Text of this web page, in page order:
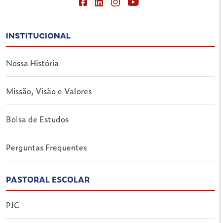
INSTITUCIONAL
Nossa História
Missão, Visão e Valores
Bolsa de Estudos
Perguntas Frequentes
PASTORAL ESCOLAR
PJC